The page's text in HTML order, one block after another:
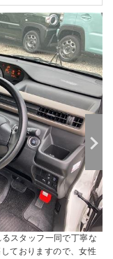
知識が少なく不安な方
かりとサポートいたし